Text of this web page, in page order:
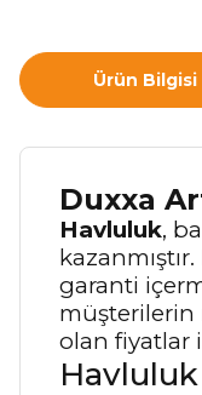
Ürün Bilgisi
Duxxa
Havluluk,
garanti
müşterilerin
olan fiyatlar